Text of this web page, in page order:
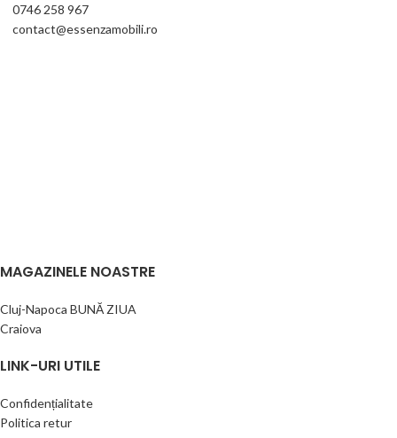
0746 258 967
contact@essenzamobili.ro
MAGAZINELE NOASTRE
Cluj-Napoca BUNĂ ZIUA
Craiova
LINK-URI UTILE
Confidențialitate
Politica retur